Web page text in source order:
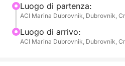
potrete fermarvi per una
semplicemente godervi gli
costieri.
Luogo di partenza:
ACI Marina Dubrovnik, Dubrovnik,
Luogo di arrivo:
ACI Marina Dubrovnik, Dubrovnik,